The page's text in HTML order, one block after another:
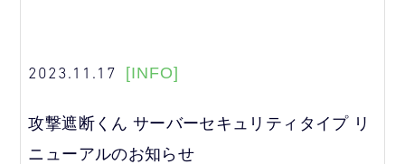
2023.11.17 [INFO]
攻撃遮断くん サーバーセキュリティタイプ リ
ニューアルのお知らせ